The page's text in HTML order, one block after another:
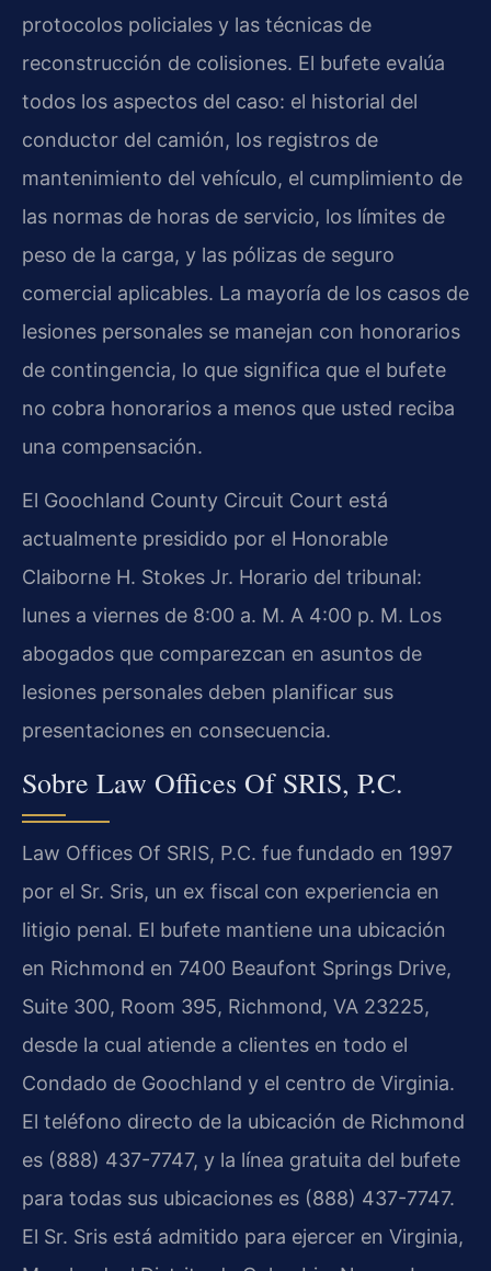
protocolos policiales y las técnicas de
reconstrucción de colisiones. El bufete evalúa
todos los aspectos del caso: el historial del
conductor del camión, los registros de
mantenimiento del vehículo, el cumplimiento de
las normas de horas de servicio, los límites de
peso de la carga, y las pólizas de seguro
comercial aplicables. La mayoría de los casos de
lesiones personales se manejan con honorarios
de contingencia, lo que significa que el bufete
no cobra honorarios a menos que usted reciba
una compensación.
El Goochland County Circuit Court está
actualmente presidido por el Honorable
Claiborne H. Stokes Jr. Horario del tribunal:
lunes a viernes de 8:00 a. M. A 4:00 p. M. Los
abogados que comparezcan en asuntos de
lesiones personales deben planificar sus
presentaciones en consecuencia.
Sobre Law Offices Of SRIS, P.C.
Law Offices Of SRIS, P.C. fue fundado en 1997
por el Sr. Sris, un ex fiscal con experiencia en
litigio penal. El bufete mantiene una ubicación
en Richmond en 7400 Beaufont Springs Drive,
Suite 300, Room 395, Richmond, VA 23225,
desde la cual atiende a clientes en todo el
Condado de Goochland y el centro de Virginia.
El teléfono directo de la ubicación de Richmond
es (888) 437-7747, y la línea gratuita del bufete
para todas sus ubicaciones es (888) 437-7747.
El Sr. Sris está admitido para ejercer en Virginia,